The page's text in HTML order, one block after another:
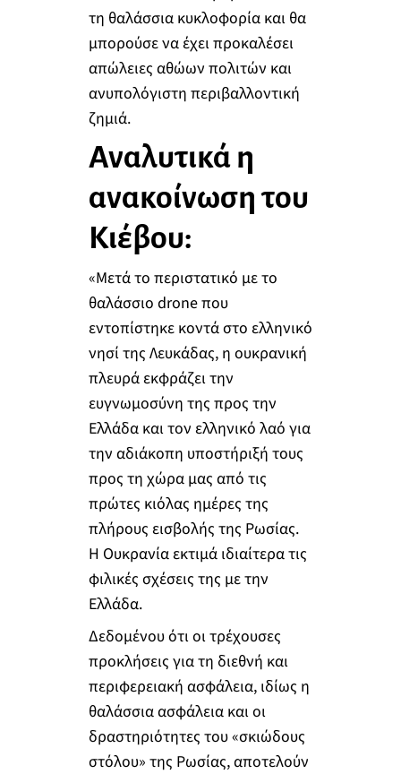
τη θαλάσσια κυκλοφορία και θα
μπορούσε να έχει προκαλέσει
απώλειες αθώων πολιτών και
ανυπολόγιστη περιβαλλοντική
ζημιά.
Αναλυτικά η
ανακοίνωση του
Κιέβου:
«Μετά το περιστατικό με το
θαλάσσιο drone που
εντοπίστηκε κοντά στο ελληνικό
νησί της Λευκάδας, η ουκρανική
πλευρά εκφράζει την
ευγνωμοσύνη της προς την
Ελλάδα και τον ελληνικό λαό για
την αδιάκοπη υποστήριξή τους
προς τη χώρα μας από τις
πρώτες κιόλας ημέρες της
πλήρους εισβολής της Ρωσίας.
Η Ουκρανία εκτιμά ιδιαίτερα τις
φιλικές σχέσεις της με την
Ελλάδα.
Δεδομένου ότι οι τρέχουσες
προκλήσεις για τη διεθνή και
περιφερειακή ασφάλεια, ιδίως η
θαλάσσια ασφάλεια και οι
δραστηριότητες του «σκιώδους
στόλου» της Ρωσίας, αποτελούν